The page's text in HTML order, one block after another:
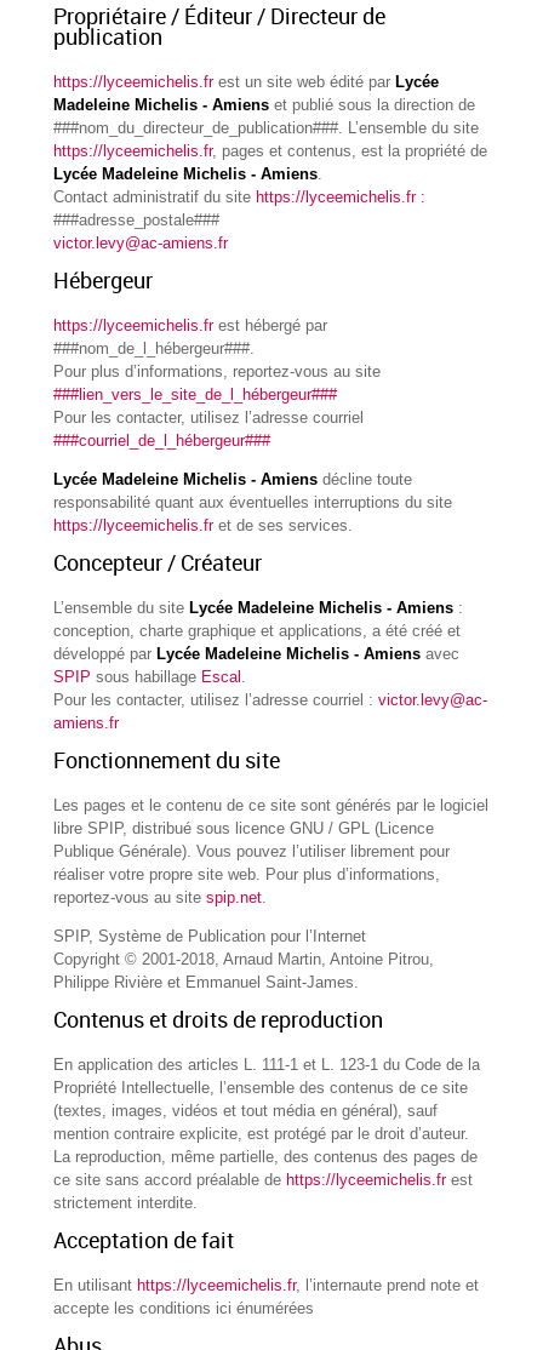
Propriétaire / Éditeur / Directeur de
publication
https://lyceemichelis.frest un site web édité par Lycée
Madeleine Michelis - Amiens et publié sous la direction de
###nom_du_directeur_de_publication###. L’ensemble du site
https://lyceemichelis.fr, pages et contenus, est la propriété de
Lycée Madeleine Michelis - Amiens.
Contact administratif du site https://lyceemichelis.fr :
###adresse_postale###
victor.levy@ac-amiens.fr
Hébergeur
https://lyceemichelis.frest hébergé par
###nom_de_l_hébergeur###.
Pour plus d’informations, reportez-vous au site
###lien_vers_le_site_de_l_hébergeur###
Pour les contacter, utilisez l’adresse courriel
###courriel_de_l_hébergeur###
Lycée Madeleine Michelis - Amiens décline toute
responsabilité quant aux éventuelles interruptions du site
https://lyceemichelis.fret de ses services.
Concepteur / Créateur
L’ensemble du site Lycée Madeleine Michelis - Amiens :
conception, charte graphique et applications, a été créé et
développé par Lycée Madeleine Michelis - Amiens avec
SPIP sous habillage Escal .
Pour les contacter, utilisez l’adresse courriel : victor.levy@ac-
amiens.fr
Fonctionnement du site
Les pages et le contenu de ce site sont générés par le logiciel
libre SPIP, distribué sous licence GNU / GPL (Licence
Publique Générale). Vous pouvez l’utiliser librement pour
réaliser votre propre site web. Pour plus d’informations,
reportez-vous au site spip.net.
SPIP, Système de Publication pour l’Internet
Copyright © 2001-2018, Arnaud Martin, Antoine Pitrou,
Philippe Rivière et Emmanuel Saint-James.
Contenus et droits de reproduction
En application des articles L. 111-1 et L. 123-1 du Code de la
Propriété Intellectuelle, l’ensemble des contenus de ce site
(textes, images, vidéos et tout média en général), sauf
mention contraire explicite, est protégé par le droit d’auteur.
La reproduction, même partielle, des contenus des pages de
ce site sans accord préalable de https://lyceemichelis.frest
strictement interdite.
Acceptation de fait
En utilisant https://lyceemichelis.fr, l’internaute prend note et
accepte les conditions ici énumérées